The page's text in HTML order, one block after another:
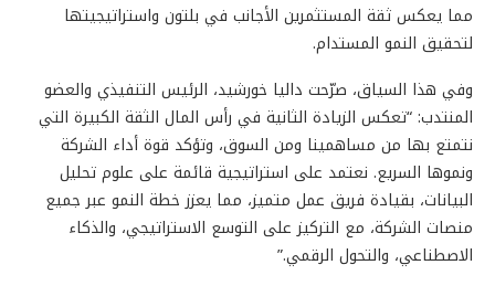
مما يعكس ثقة المستثمرين الأجانب في بلتون واستراتيجيتها
لتحقيق النمو المستدام.
وفي هذا السياق، صرّحت داليا خورشيد، الرئيس التنفيذي والعضو
المنتدب: “تعكس الزيادة الثانية في رأس المال الثقة الكبيرة التي
نتمتع بها من مساهمينا ومن السوق، وتؤكد قوة أداء الشركة
ونموها السريع. نعتمد على استراتيجية قائمة على علوم تحليل
البيانات، بقيادة فريق عمل متميز، مما يعزز خطة النمو عبر جميع
منصات الشركة، مع التركيز على التوسع الاستراتيجي، والذكاء
الاصطناعي، والتحول الرقمي.”